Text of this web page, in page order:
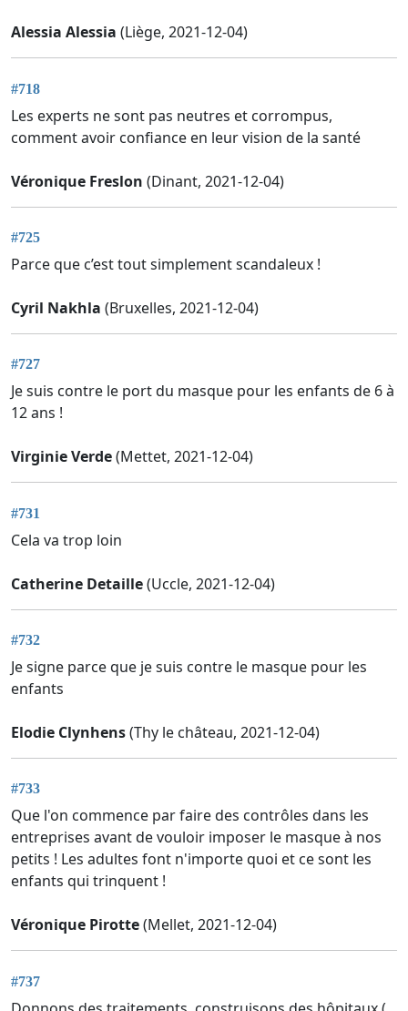
Alessia Alessia (Liège, 2021-12-04)
#718
Les experts ne sont pas neutres et corrompus,
comment avoir confiance en leur vision de la santé
Véronique Freslon (Dinant, 2021-12-04)
#725
Parce que c’est tout simplement scandaleux !
Cyril Nakhla (Bruxelles, 2021-12-04)
#727
Je suis contre le port du masque pour les enfants de 6 à
12 ans !
Virginie Verde(Mettet, 2021-12-04)
#731
Cela va trop loin
Catherine Detaille(Uccle, 2021-12-04)
#732
Je signe parce que je suis contre le masque pour les
enfants
Elodie Clynhens(Thy le château, 2021-12-04)
#733
Que l'on commence par faire des contrôles dans les
entreprises avant de vouloir imposer le masque à nos
petits ! Les adultes font n'importe quoi et ce sont les
enfants qui trinquent !
Véronique Pirotte(Mellet, 2021-12-04)
#737